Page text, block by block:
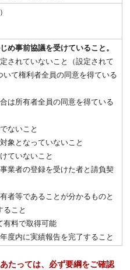
め事前協議を受けていること。
されていないこと（設定されて
て権利者全員の同意を得ている
は所有者全員の同意を得ている
ないこと
象となっていないこと
ていないこと
業者の登録を受けた者と請負契
者等であることが分かるものと
ること
料で取得可能
度内に実績報告を完了すること
たっては、必ず要綱をご確認